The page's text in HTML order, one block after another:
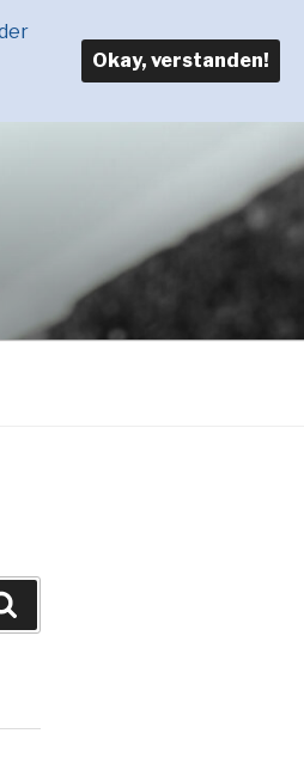
Okay, verstanden!